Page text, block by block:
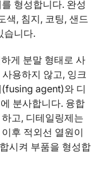
형성합니다. 완성
색, 침지, 코팅, 샌드
습니다.
게 분말 형태로 사
용하지 않고, 잉크
(fusing agent)와 디
분사합니다. 융합
고, 디테일링제는
후 적외선 열원이
시켜 부품을 형성합